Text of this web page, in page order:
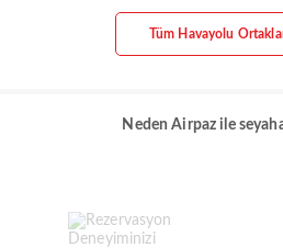
Tüm Havayolu
Neden Airpaz ile